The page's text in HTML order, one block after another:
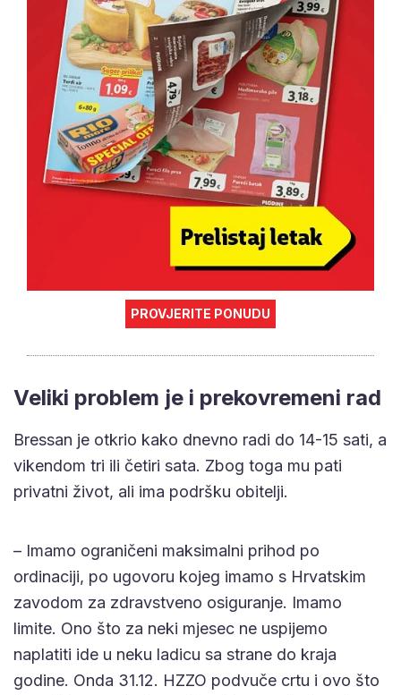
PROVJERITE PONUDU
Veliki problem je i prekovremeni rad
Bressan je otkrio kako dnevno radi do 14-15 sati, a
vikendom tri ili četiri sata. Zbog toga mu pati
privatni život, ali ima podršku obitelji.
– Imamo ograničeni maksimalni prihod po
ordinaciji, po ugovoru kojeg imamo s Hrvatskim
zavodom za zdravstveno osiguranje. Imamo
limite. Ono što za neki mjesec ne uspijemo
naplatiti ide u neku ladicu sa strane do kraja
godine. Onda 31.12. HZZO podvuče crtu i ovo što